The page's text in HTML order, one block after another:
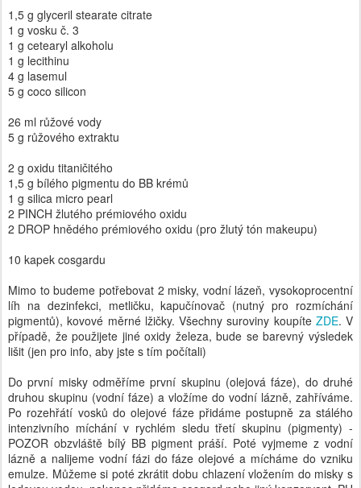
1,5 g glyceril stearate citrate
1 g vosku č. 3
1 g cetearyl alkoholu
1 g lecithinu
4 g lasemul
5 g coco silicon
26 ml růžové vody
5 g růžového extraktu
2 g oxidu titaničitého
1,5 g bílého pigmentu do BB krémů
1 g silica micro pearl
2 PINCH žlutého prémiového oxidu
2 DROP hnědého prémiového oxidu (pro žlutý tón makeupu)
10 kapek cosgardu
Mimo to budeme potřebovat 2 misky, vodní lázeň, vysokoprocentní
líh na dezinfekci, metličku, kapučínovač (nutný pro rozmíchání
pigmentů), kovové měrné lžičky. Všechny suroviny koupíte ZDE. V
případě, že použijete jiné oxidy železa, bude se barevný výsledek
lišit (jen pro info, aby jste s tím počítali)
Do první misky odměříme první skupinu (olejová fáze), do druhé
druhou skupinu (vodní fáze) a vložíme do vodní lázně, zahříváme.
Po rozehřátí vosků do olejové fáze přidáme postupně za stálého
intenzivního míchání v rychlém sledu třetí skupinu (pigmenty) -
POZOR obzvláště bílý BB pigment práší. Poté vyjmeme z vodní
lázně a nalijeme vodní fázi do fáze olejové a mícháme do vzniku
emulze. Můžeme si poté zkrátit dobu chlazení vložením do misky s